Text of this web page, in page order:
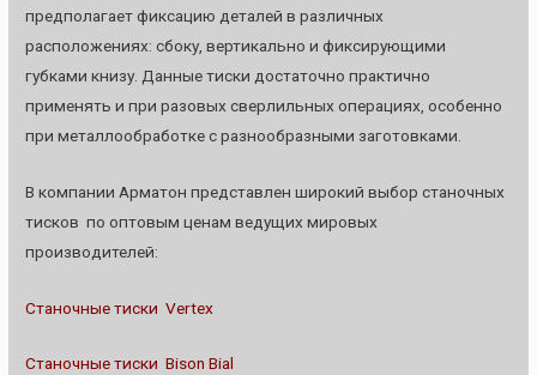
предполагает фиксацию деталей в различных
расположениях: сбоку, вертикально и фиксирующими
губками книзу. Данные тиски достаточно практично
применять и при разовых сверлильных операциях, особенно
при металлообработке с разнообразными заготовками.
В компании Арматон представлен широкий выбор станочных
тисков по оптовым ценам ведущих мировых
производителей:
Станочные тиски Vertex
Станочные тиски Bison Bial